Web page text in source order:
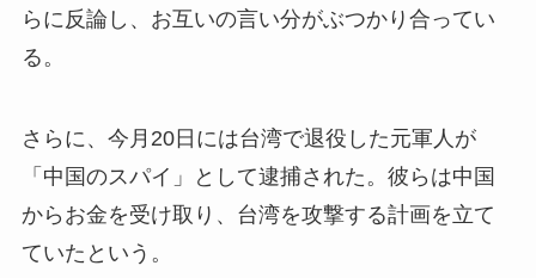
らに反論し、お互いの言い分がぶつかり合ってい
る。
さらに、今月20日には台湾で退役した元軍人が
「中国のスパイ」として逮捕された。彼らは中国
からお金を受け取り、台湾を攻撃する計画を立て
ていたという。